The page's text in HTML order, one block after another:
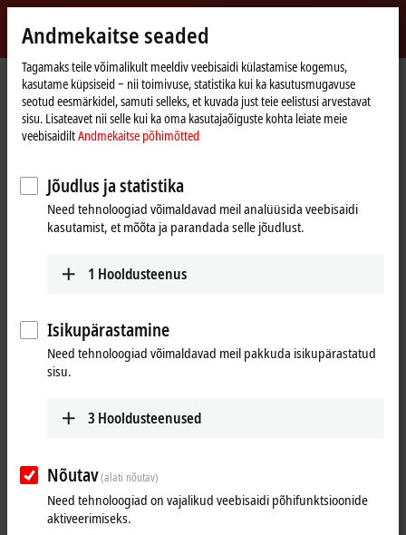
Beckhoff
-
New
Automation
Technology
Avaleht Products I/O
EtherCAT Box
EQxxxx | Stainless steel housing
EQ23xx | Digital combi
EQ23xx | Stainless steel EtherCAT
Box, digital combi
one device.
Your selection:
25 items
Reset all filter values
Andmekaitse seaded
Tagamaks teile võimalikult meeldiv veebisaidi külastamise kogemus,
kasutame küpsiseid ‒ nii toimivuse, statistika kui ka kasutusmugavuse
seotud eesmärkidel, samuti selleks, et kuvada just teie eelistusi arvestavat
sisu. Lisateavet nii selle kui ka oma kasutajaõiguste kohta leiate meie
veebisaidiltAndmekaitse põhimõtted
Jõudlus ja statistika
Need tehnoloogiad võimaldavad meil analüüsida veebisaidi
kasutamist, et mõõta ja parandada selle jõudlust.
1 Hooldusteenus
Isikupärastamine
Need tehnoloogiad võimaldavad meil pakkuda isikupärastatud
sisu.
3 Hooldusteenused
Nõutav(alati nõutav)
Need tehnoloogiad on vajalikud veebisaidi põhifunktsioonide
aktiveerimiseks.